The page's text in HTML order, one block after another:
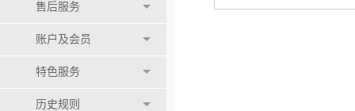
售后服务
账户及会员
特色服务
历史规则